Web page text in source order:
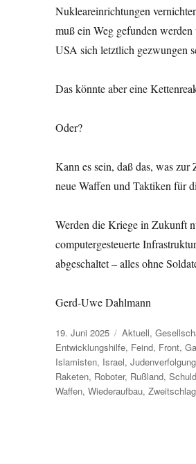
Nukleareinrichtungen
muß ein Weg gefunden
USA sich letztlich gezwungen
Das könnte aber eine
Oder?
Kann es sein, daß das, was
neue Waffen und Taktiken für
Werden die Kriege in Zukunft
computergesteuerte
abgeschaltet – alles ohne
Gerd-Uwe Dahlmann
Veröffentlicht
am
19. Juni 2025 Kategorien
Aktuell,
Entwicklungshilfe, Feind, Front,
Islamisten, Israel,
Raketen, Roboter, Rußland,
Waffen,Wiederaufbau,Zweitschlag